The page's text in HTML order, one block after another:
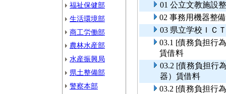
福祉保健部
生活環境部
商工労働部
農林水産部
水産振興局
県土整備部
警察本部
01 公立文教施設
02 事務用機器整
03 県立学校ＩＣ
03.1 [債務負担行
賃借料
03.2 [債務負担行
器）賃借料
03.2 [債務負担行